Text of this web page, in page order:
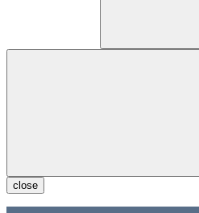
close